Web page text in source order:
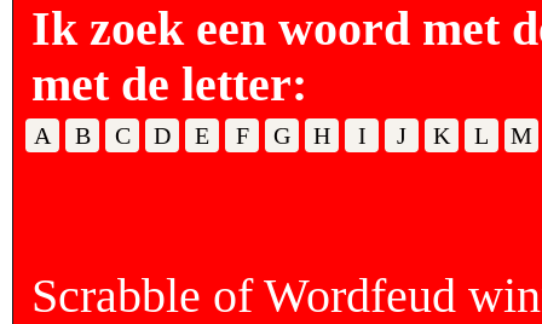
Ik zoek een woord met
met de letter:
A B C D E F G H I J K L M
Scrabble of Wordfeud